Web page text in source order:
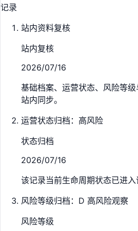
记录
站内资料复核
站内复核
2026/07/16
基础档案、运营状态、风险等
站内同步。
运营状态归档：高风险
状态归档
2026/07/16
该记录当前生命周期状态已进入
风险等级归档：D 高风险观察
风险等级